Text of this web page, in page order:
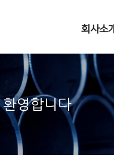
회사소
영합니다